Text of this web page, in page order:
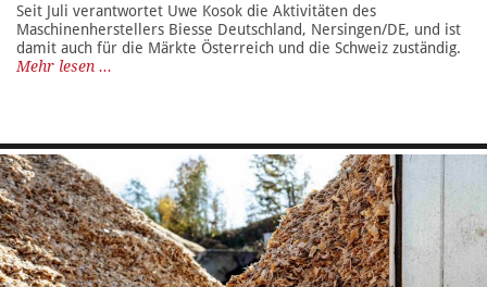
Seit Juli verantwortet Uwe Kosok die Aktivitäten des
Maschinenherstellers Biesse Deutschland, Nersingen/DE, und ist
damit auch für die Märkte Österreich und die Schweiz zuständig.
Mehr lesen ...